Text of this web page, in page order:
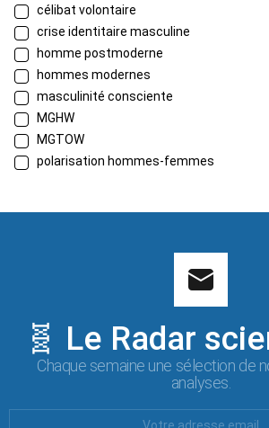
célibat volontaire
crise identitaire masculine
homme postmoderne
hommes modernes
masculinité consciente
MGHW
MGTOW
polarisation hommes-femmes
🧬 Le Radar
Chaque semaine une sélection de
analyses.